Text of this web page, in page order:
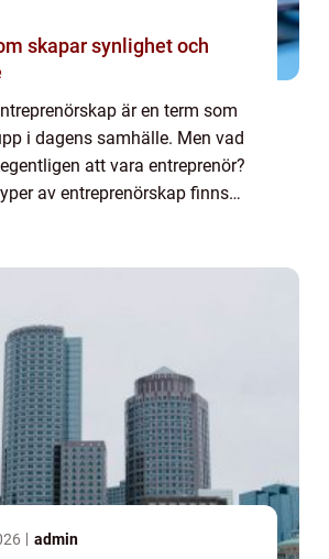
skapar synlighet och
är en term som
i dagens samhälle. Men vad
att vara entreprenör?
av entreprenörskap finns
admin